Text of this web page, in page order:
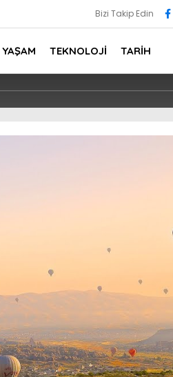
Bizi Takip Edin
YAŞAM TEKNOLOJİ TARİH